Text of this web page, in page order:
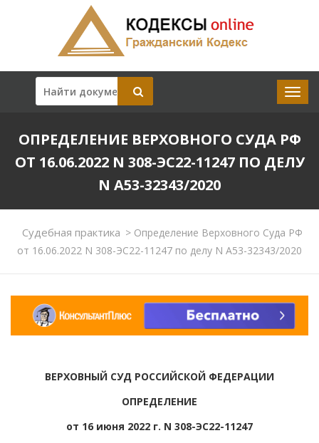
ОПРЕДЕЛЕНИЕ ВЕРХОВНОГО СУДА РФ
ОТ 16.06.2022 N 308-ЭС22-11247 ПО ДЕЛУ
N А53-32343/2020
Судебная практика >Определение Верховного Суда РФ
от 16.06.2022 N 308-ЭС22-11247 по делу N А53-32343/2020
ВЕРХОВНЫЙ СУД РОССИЙСКОЙ ФЕДЕРАЦИИ
ОПРЕДЕЛЕНИЕ
от 16 июня 2022 г. N 308-ЭС22-11247